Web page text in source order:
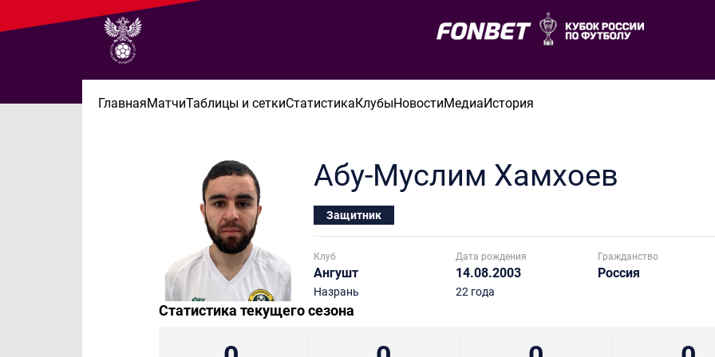
ГлавнаяМатчиТаблицы и сеткиСтатистикаКлубыНовостиМедиаИстория
Абу-Муслим Хамхоев
Защитник
Клуб
Ангушт
Назрань
Дата рождения
14.08.2003
22 года
Гражданство
Россия
Статистика текущего сезона